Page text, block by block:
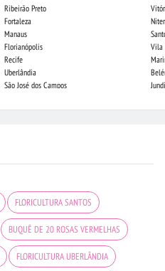
Ribeirão Preto
Fortaleza
Manaus
Florianópolis
Recife
Uberlândia
São José dos Campos
Vila
FLORICULTURA SANTOS
BUQUÊ DE 20 ROSAS VERMELHAS
FLORICULTURA UBERLÂNDIA